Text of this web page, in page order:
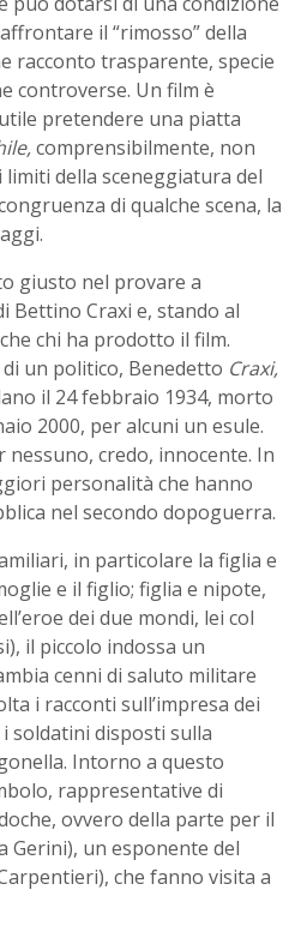
il “rimosso” della
racconto trasparente, specie
controverse. Un film è
pretendere una piatta
comprensibilmente, non
limiti della sceneggiatura del
di qualche scena, la
giusto nel provare a
Bettino Craxi e, stando al
chi ha prodotto il film.
un politico, Benedetto Craxi,
il 24 febbraio 1934, morto
2000, per alcuni un esule.
credo, innocente. In
personalità che hanno
nel secondo dopoguerra.
in particolare la figlia e
e il figlio; figlia e nipote,
dei due mondi, lei col
il piccolo indossa un
cenni di saluto militare
i racconti sull’impresa dei
soldatini disposti sulla
Intorno a questo
rappresentative di
ovvero della parte per il
Gerini), un esponente del
che fanno visita a